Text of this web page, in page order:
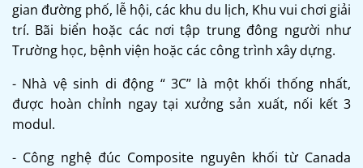
gian đường phố, lễ hội, các khu du lịch, Khu vui chơi giải
trí. Bãi biển hoặc các nơi tập trung đông người như
Trường học, bệnh viện hoặc các công trình xây dựng.
- Nhà vệ sinh di động “ 3C” là một khối thống nhất,
được hoàn chỉnh ngay tại xưởng sản xuất, nối kết 3
modul.
- Công nghệ đúc Composite nguyên khối từ Canada